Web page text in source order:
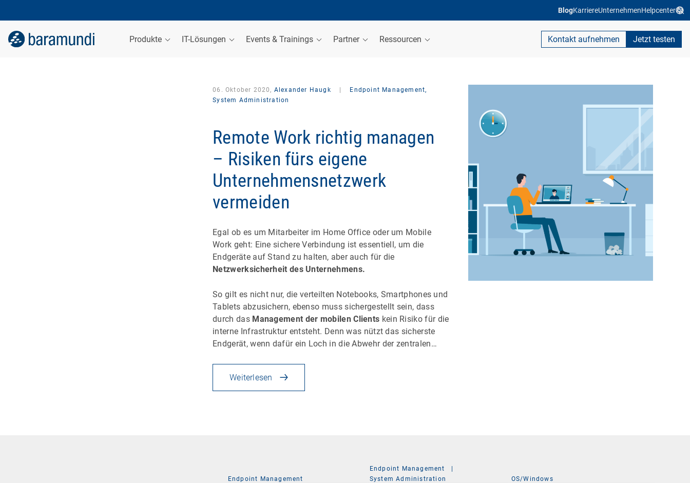
BlogKarriereUnternehmenHelpcenter
Produkte IT-Lösungen Events & Trainings Partner Ressourcen Kontakt aufnehmen Jetzt testen
06. Oktober 2020, Alexander Haugk
Endpoint Management,
System Administration
Remote Work richtig managen
– Risiken fürs eigene
Unternehmensnetzwerk
vermeiden
Egal ob es um Mitarbeiter im Home Office oder um Mobile
Work geht: Eine sichere Verbindung ist essentiell, um die
Endgeräte auf Stand zu halten, aber auch für die
Netzwerksicherheit des Unternehmens.
So gilt es nicht nur, die verteilten Notebooks, Smartphones und
Tablets abzusichern, ebenso muss sichergestellt sein, dass
durch das Management der mobilen Clients kein Risiko für die
interne Infrastruktur entsteht. Denn was nützt das sicherste
Endgerät, wenn dafür ein Loch in die Abwehr der zentralen…
Weiterlesen
Endpoint Management
Endpoint Management
|
System Administration
OS/Windows